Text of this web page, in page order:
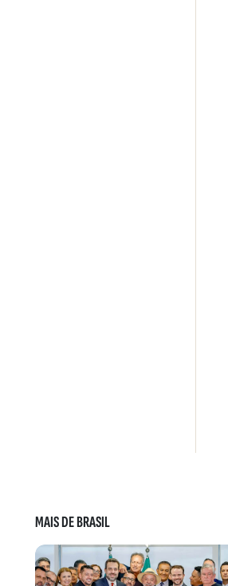
MAIS DE BRASIL